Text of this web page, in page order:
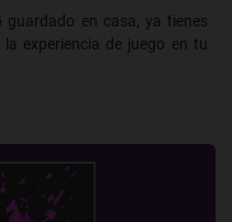
guardado en casa, ya tienes
experiencia de juego en tu